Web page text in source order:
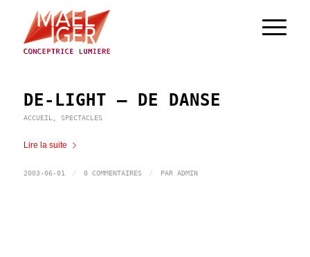
DE-LIGHT – DE DANSE
ACCUEIL SPECTACLES
Lire la suite
2003-06-01 / 0 COMMENTAIRES / PAR ADMIN